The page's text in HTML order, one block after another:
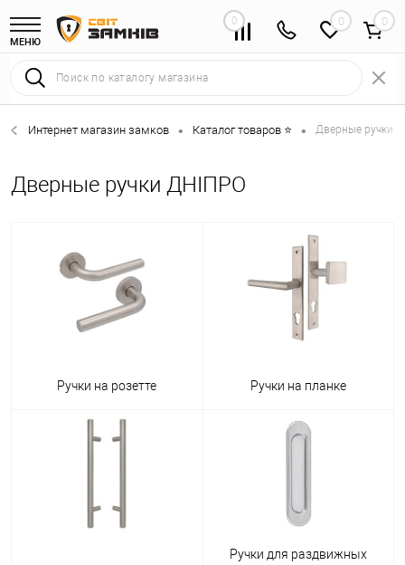
МЕНЮ
0 0
Интернет магазин замков • Каталог товаров ⭐ • Дверные ручки
Дверные ручки ДНІПРО
Ручки на розетте Ручки на планке
Ручки для раздвижных